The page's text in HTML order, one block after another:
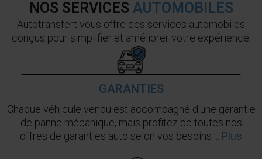
NOS SERVICES AUTOMOBILES
Autotransfert vous offre des services automobiles
conçus pour simplifier et améliorer votre expérience.
GARANTIES
Chaque véhicule vendu est accompagné d'une garantie
de panne mécanique, mais profitez de toutes nos
offres de garanties auto selon vos besoins ... Plus